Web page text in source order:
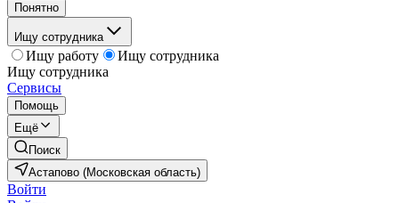
Понятно
Ищу сотрудника
Ищу работу
Ищу сотрудника
Ищу сотрудника
Сервисы
Помощь
Ещё
Поиск
Астапово (Московская область)
Войти